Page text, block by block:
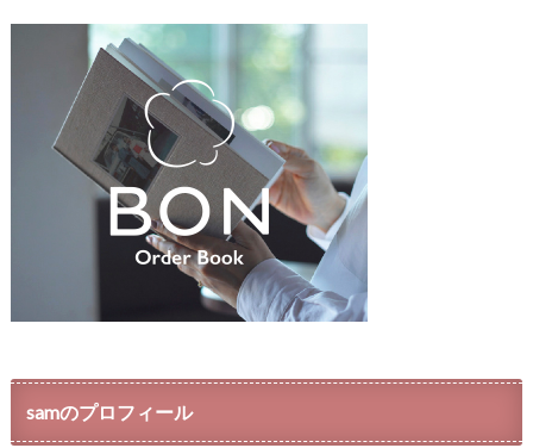
samのプロフィール